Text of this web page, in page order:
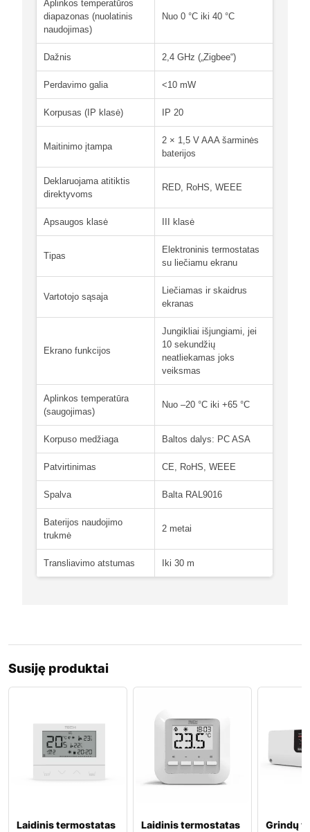
Aplinkos temperatūros
diapazonas (nuolatinis
naudojimas)
Nuo 0 °C iki 40 °C
Dažnis 2,4 GHz („Zigbee“)
Perdavimo galia <10 mW
Korpusas (IP klasė) IP 20
Maitinimo įtampa
2 × 1,5 V AAA šarminės
baterijos
Deklaruojama atitiktis
direktyvoms
RED, RoHS, WEEE
Apsaugos klasė III klasė
Tipas
Elektroninis termostatas
su liečiamu ekranu
Vartotojo sąsaja
Liečiamas ir skaidrus
ekranas
Ekrano funkcijos
Jungikliai išjungiami, jei
10 sekundžių
neatliekamas joks
veiksmas
Aplinkos temperatūra
(saugojimas)
Nuo –20 °C iki +65 °C
Korpuso medžiaga Baltos dalys: PC ASA
Patvirtinimas CE, RoHS, WEEE
Spalva Balta RAL9016
Baterijos naudojimo
trukmė
2 metai
Transliavimo atstumas Iki 30 m
Susiję produktai
Laidinis termostatas
Laidinis termostatas
Grindų